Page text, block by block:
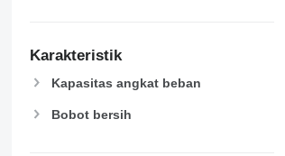
Karakteristik
Kapasitas angkat beban
Bobot bersih